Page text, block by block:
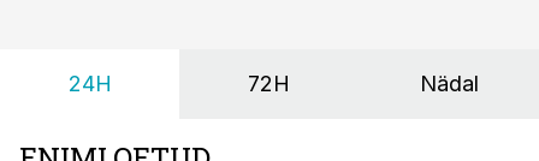
24H 72H Nädal